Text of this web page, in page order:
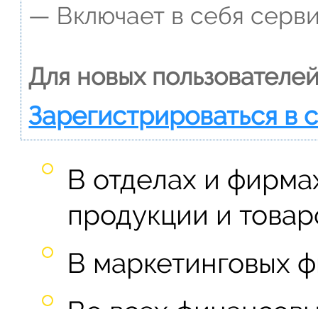
— Включает в себя
Для новых
Зарегистрироваться в
В отделах и
продукции и
В маркетинговых